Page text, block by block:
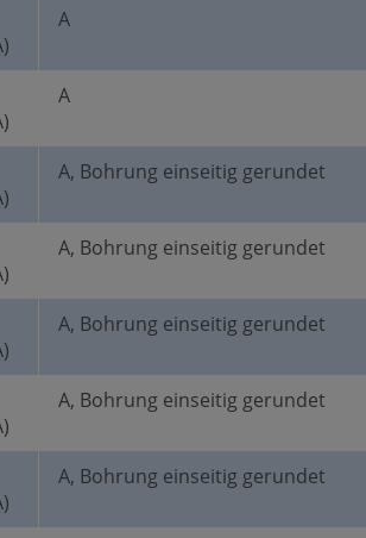
A
A
A, Bohrung einseitig gerundet
A, Bohrung einseitig gerundet
A, Bohrung einseitig gerundet
A, Bohrung einseitig gerundet
A, Bohrung einseitig gerundet